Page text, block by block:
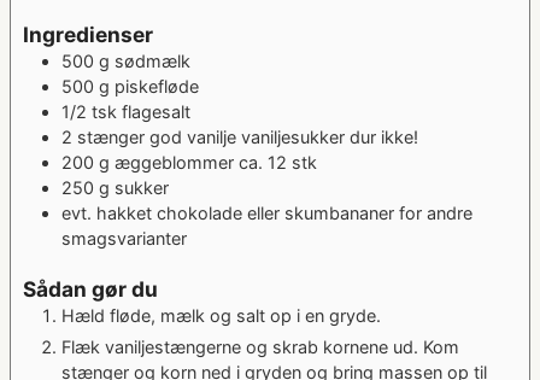
Ingredienser
500 g sødmælk
500 g piskefløde
1/2 tsk flagesalt
2 stænger god vanilje vaniljesukker dur ikke!
200 g æggeblommer ca. 12 stk
250 g sukker
evt. hakket chokolade eller skumbananer for andre
smagsvarianter
Sådan gør du
Hæld fløde, mælk og salt op i en gryde.
Flæk vaniljestængerne og skrab kornene ud. Kom
stænger og korn ned i gryden og bring massen op til